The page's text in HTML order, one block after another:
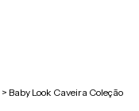
> Baby Look Caveira Coleção